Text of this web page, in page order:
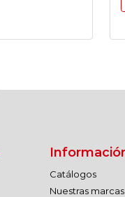
Catálogos
Nuestras marcas